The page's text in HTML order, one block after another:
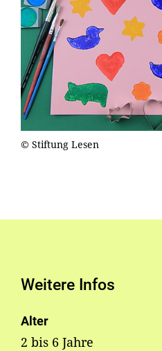
© Stiftung Lesen
Weitere Infos
Alter
2 bis 6 Jahre